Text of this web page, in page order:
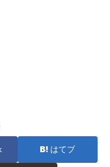
はてブ